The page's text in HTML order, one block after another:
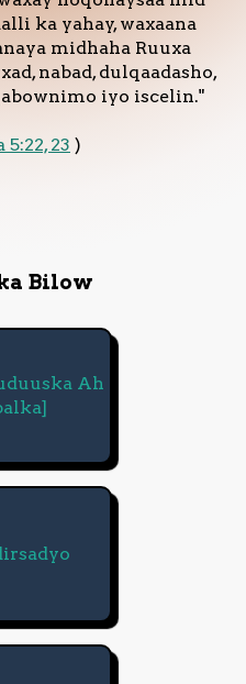
ka yahay, waxaana
midhaha Ruuxa
nabad, dulqaadasho,
iyo iscelin."
23 )
Bilow
Ah